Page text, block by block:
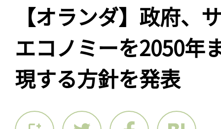
【オランダ】政府、
エコノミーを2050年
現する方針を発表